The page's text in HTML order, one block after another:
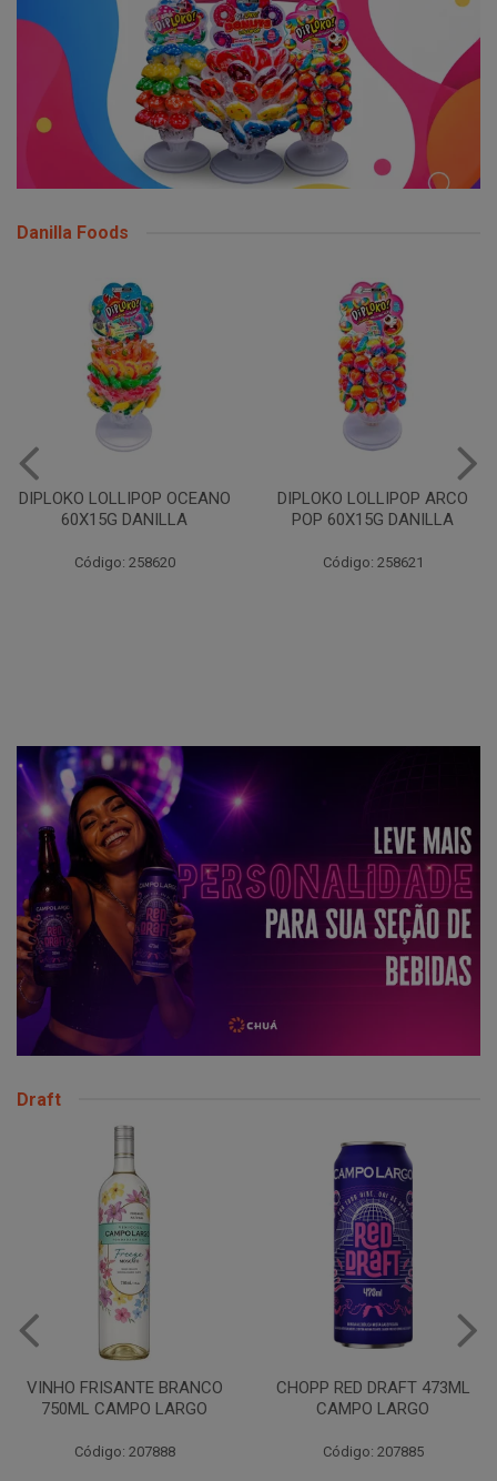
Danilla Foods
DIPLOKO LOLLIPOP OCEANO
60X15G DANILLA
Código: 258620
DIPLOKO LOLLIPOP ARCO
POP 60X15G DANILLA
Código: 258621
Draft
VINHO FRISANTE BRANCO
750ML CAMPO LARGO
Código: 207888
CHOPP RED DRAFT 473ML
CAMPO LARGO
Código: 207885